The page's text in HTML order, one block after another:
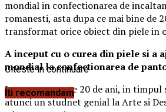
mondial in confectionarea de
romanesti, asta dupa ce mai bine de
transformat orice obiect din piele in
A inceput cu o curea din piele si a
mondial la confectionarea de
In urma cu peste 20 de ani, in
atunci un studnet genial la Arte si
Citeste in continuare
Iti recomandam